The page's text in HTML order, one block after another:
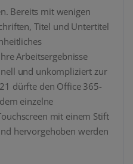
Bereits mit wenigen
Titel und Untertitel
Arbeitsergebnisse
und unkompliziert zur
dürfte den Office 365-
einzelne
mit einem Stift
hervorgehoben werden